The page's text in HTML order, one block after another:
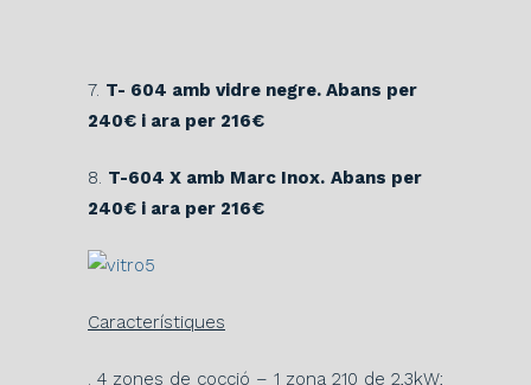
7. T- 604 amb vidre negre. Abans per
240€ i ara per 216€
8. T-604 X amb Marc Inox. Abans per
240€ i ara per 216€
Característiques
. 4 zones de cocció – 1 zona 210 de 2,3kW;